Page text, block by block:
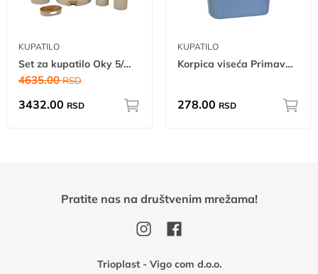
KUPATILO
Set za kupatilo Oky 5/1 tr A
4635.00RSD
3432.00 RSD
KUPATILO
Korpica viseća Primavera
278.00 RSD
Trioplast - Vigo com d.o.o.
Pratite nas na društvenim mrežama!